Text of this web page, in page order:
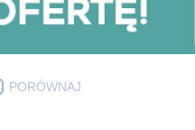
PORÓWNAJ